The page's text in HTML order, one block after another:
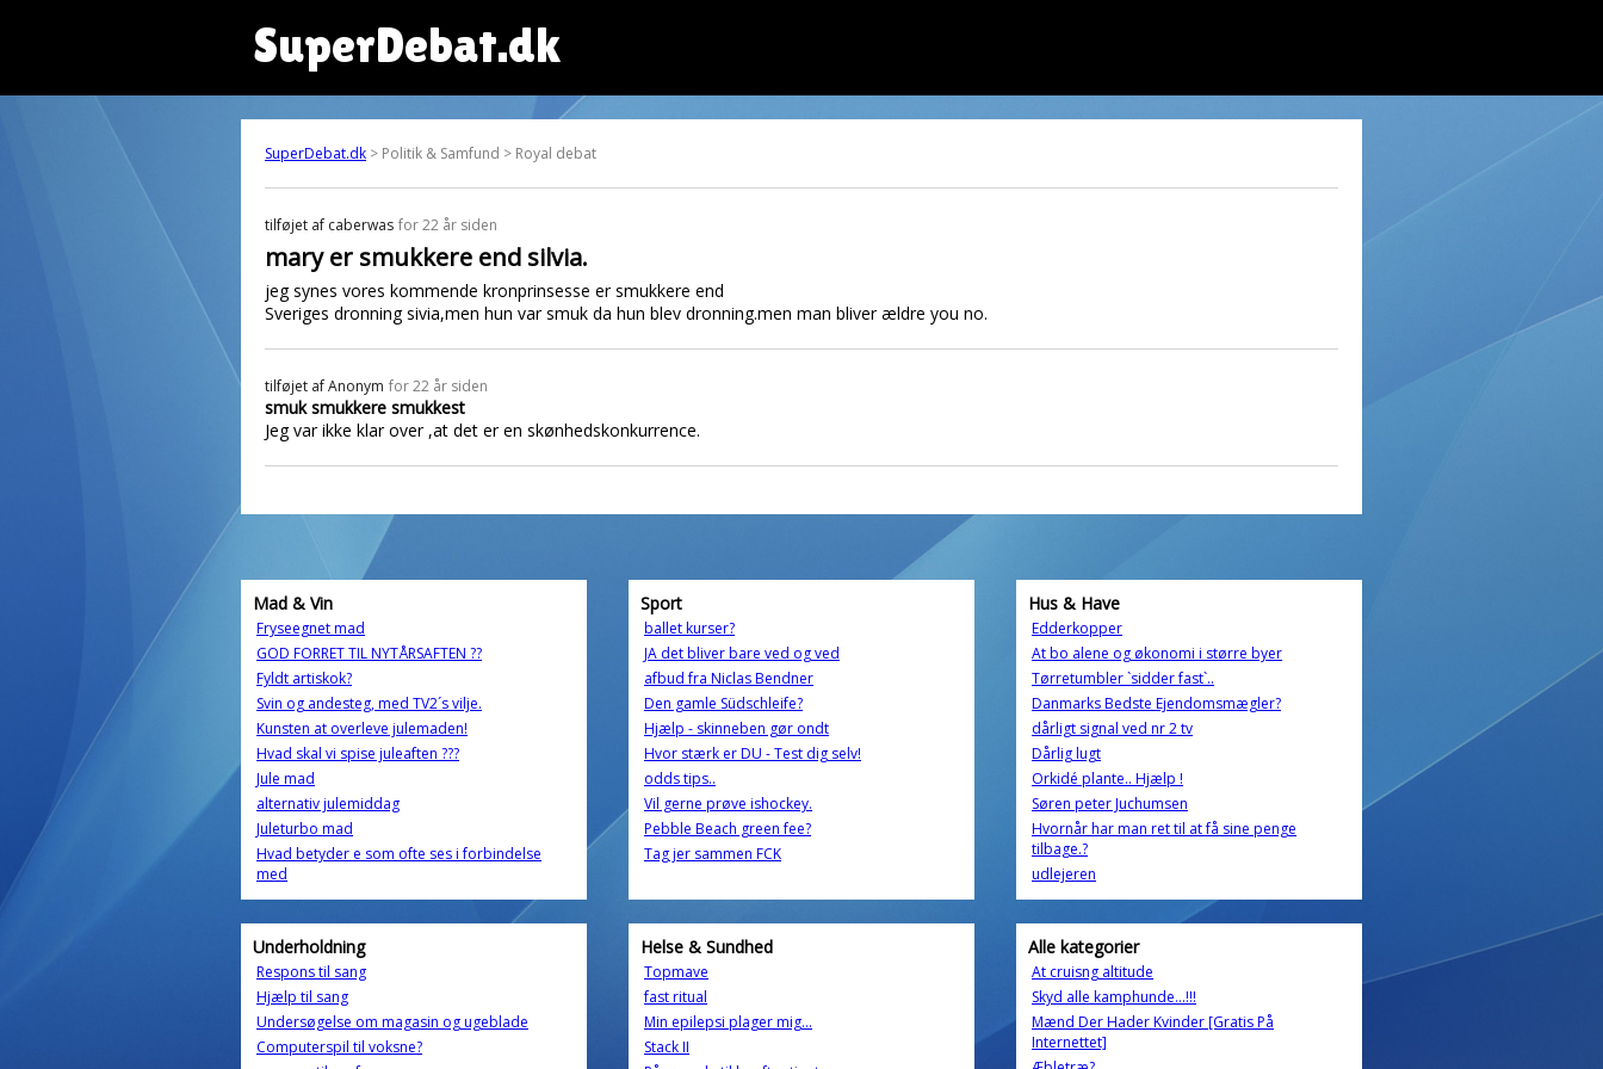
SuperDebat.dk
SuperDebat.dk > Politik & Samfund > Royal debat
tilføjet af caberwas for 22 år siden
mary er smukkere end silvia.
jeg synes vores kommende kronprinsesse er smukkere end
Sveriges dronning sivia,men hun var smuk da hun blev dronning.men man bliver ældre you no.
tilføjet afAnonym for 22 år siden
smuk smukkere smukkest
Jeg var ikke klar over ,at det er en skønhedskonkurrence.
Mad & Vin
Fryseegnet mad
GOD FORRET TIL NYTÅRSAFTEN ??
Fyldt artiskok?
Svin og andesteg, med TV2´s vilje.
Kunsten at overleve julemaden!
Hvad skal vi spise juleaften ???
Jule mad
alternativ julemiddag
Juleturbo mad
Hvad betyder e som ofte ses i forbindelse
med
Sport
ballet kurser?
JA det bliver bare ved og ved
afbud fra Niclas Bendner
Den gamle Südschleife?
Hjælp - skinneben gør ondt
Hvor stærk er DU - Test dig selv!
odds tips..
Vil gerne prøve ishockey.
Pebble Beach green fee?
Tag jer sammen FCK
Hus & Have
Edderkopper
At bo alene og økonomi i større byer
Tørretumbler `sidder fast`..
Danmarks Bedste Ejendomsmægler?
dårligt signal ved nr 2 tv
Dårlig lugt
Orkidé plante.. Hjælp !
Søren peter Juchumsen
Hvornår har man ret til at få sine penge
tilbage.?
udlejeren
Underholdning
Respons til sang
Hjælp til sang
Undersøgelse om magasin og ugeblade
Computerspil til voksne?
Helse & Sundhed
Topmave
fast ritual
Min epilepsi plager mig...
Stack II
Alle kategorier
At cruisng altitude
Skyd alle kamphunde...!!!
Mænd Der Hader Kvinder [Gratis På
Internettet]